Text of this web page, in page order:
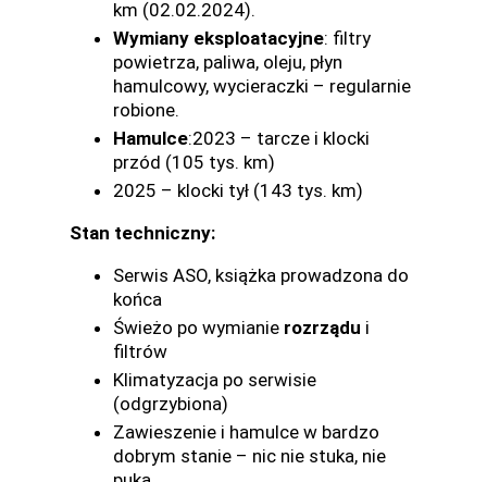
km (02.02.2024).
Wymiany eksploatacyjne: filtry
powietrza, paliwa, oleju, płyn
hamulcowy, wycieraczki – regularnie
robione.
Hamulce:2023 – tarcze i klocki
przód (105 tys. km)
2025 – klocki tył (143 tys. km)
Stan techniczny:
Serwis ASO, książka prowadzona do
końca
Świeżo po wymianie rozrządu i
filtrów
Klimatyzacja po serwisie
(odgrzybiona)
Zawieszenie i hamulce w bardzo
dobrym stanie – nic nie stuka, nie